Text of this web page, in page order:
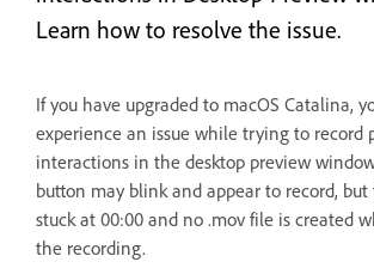
Learn how to resolve the issue.
If you have upgraded to macOS Catalina,
experience an issue while trying to record
interactions in the desktop preview
button may blink and appear to record,
stuck at 00:00 and no .mov file is created
the recording.